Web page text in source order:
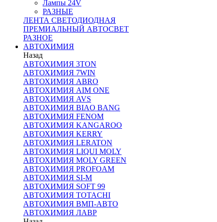
Лампы 24V
РАЗНЫЕ
ЛЕНТА СВЕТОДИОДНАЯ
ПРЕМИАЛЬНЫЙ АВТОСВЕТ
РАЗНОЕ
АВТОХИМИЯ
Назад
АВТОХИМИЯ 3TON
АВТОХИМИЯ 7WIN
АВТОХИМИЯ ABRO
АВТОХИМИЯ AIM ONE
АВТОХИМИЯ AVS
АВТОХИМИЯ BIAO BANG
АВТОХИМИЯ FENOM
АВТОХИМИЯ KANGAROO
АВТОХИМИЯ KERRY
АВТОХИМИЯ LERATON
АВТОХИМИЯ LIQUI MOLY
АВТОХИМИЯ MOLY GREEN
АВТОХИМИЯ PROFOAM
АВТОХИМИЯ SI-M
АВТОХИМИЯ SOFT 99
АВТОХИМИЯ TOTACHI
АВТОХИМИЯ ВМП-АВТО
АВТОХИМИЯ ЛАВР